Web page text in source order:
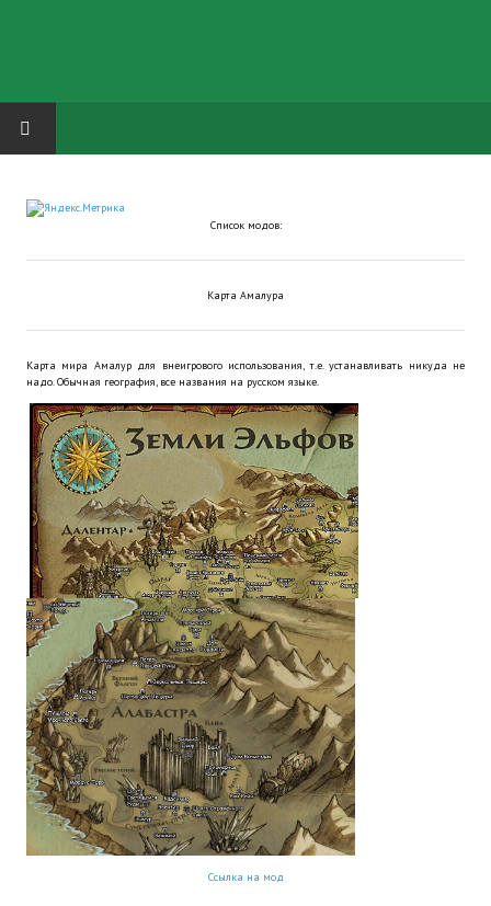
Русская биржа
Теневой кардинал для Обливиона
Aliens vs Predator 2 (Русские субтитры)
Dungeon Siege 2 Legendary Mod (Русские субтитры)
Новый ГГ
Моды группы
Теневой кардинал для Скайрима
Работы Alexandra10
Kitana HGEC
Apella CBBE SSE BodySlide (with Physics)
Apella 2.0 CBBE SSE BodySlide (with Physics)
Kitana CBBE SSE BodySlide (with Physics)
Список модов:
Карта Амалура
Карта мира Амалур для внеигрового использования, т.е. устанавливать никуда не
надо. Обычная география, все названия на русском языке.
Ссылка на мод